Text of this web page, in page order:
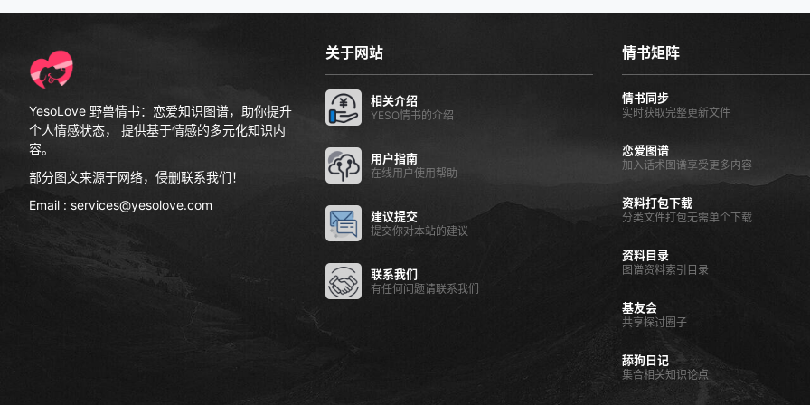
YesoLove 野兽情书：恋爱知识图谱，助你提升
个人情感状态， 提供基于情感的多元化知识内
容。
部分图文来源于网络，侵删联系我们！
Email : services@yesolove.com
关于网站
相关介绍
YESO情书的介绍
用户指南
在线用户使用帮助
建议提交
提交你对本站的建议
联系我们
有任何问题请联系我们
情书矩阵
情书同步
实时获取完整更新文件
恋爱图谱
加入话术图谱享受更多内容
资料打包下载
分类文件打包无需单个下载
资料目录
图谱资料索引目录
基友会
共享探讨圈子
舔狗日记
集合相关知识论点